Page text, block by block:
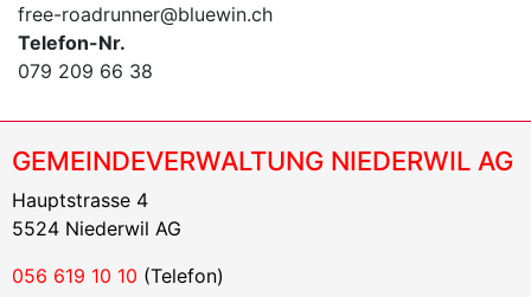
free-roadrunner@bluewin.ch
Telefon-Nr.
079 209 66 38
GEMEINDEVERWALTUNG NIEDERWIL AG
Hauptstrasse 4
5524 Niederwil AG
056 619 10 10 (Telefon)